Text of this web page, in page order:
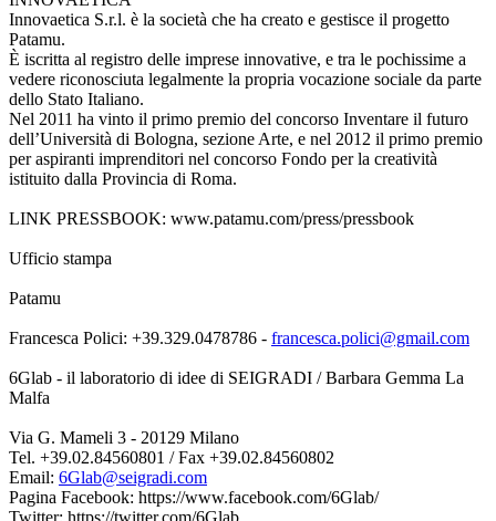
Innovaetica S.r.l. è la società che ha creato e gestisce il progetto
Patamu.
È iscritta al registro delle imprese innovative, e tra le pochissime a
vedere riconosciuta legalmente la propria vocazione sociale da parte
dello Stato Italiano.
Nel 2011 ha vinto il primo premio del concorso Inventare il futuro
dell’Università di Bologna, sezione Arte, e nel 2012 il primo premio
per aspiranti imprenditori nel concorso Fondo per la creatività
istituito dalla Provincia di Roma.
LINK PRESSBOOK: www.patamu.com/press/pressbook
Ufficio stampa
Patamu
Francesca Polici: +39.329.0478786 - francesca.polici@gmail.com
6Glab - il laboratorio di idee di SEIGRADI / Barbara Gemma La
Malfa
Via G. Mameli 3 - 20129 Milano
Tel. +39.02.84560801 / Fax +39.02.84560802
Email: 6Glab@seigradi.com
Pagina Facebook: https://www.facebook.com/6Glab/
Twitter: https://twitter.com/6Glab